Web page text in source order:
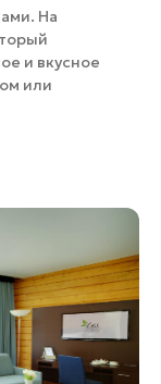
На
и вкусное
или